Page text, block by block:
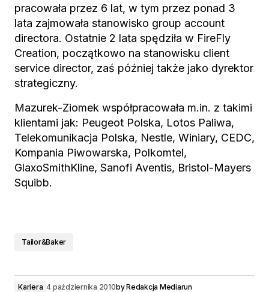
pracowała przez 6 lat, w tym przez ponad 3
lata zajmowała stanowisko group account
directora. Ostatnie 2 lata spędziła w FireFly
Creation, początkowo na stanowisku client
service director, zaś później także jako dyrektor
strategiczny.
Mazurek-Ziomek współpracowała m.in. z takimi
klientami jak: Peugeot Polska, Lotos Paliwa,
Telekomunikacja Polska, Nestle, Winiary, CEDC,
Kompania Piwowarska, Polkomtel,
GlaxoSmithKline, Sanofi Aventis, Bristol-Mayers
Squibb.
Tailor&Baker
Kariera 4 października 2010byRedakcja Mediarun